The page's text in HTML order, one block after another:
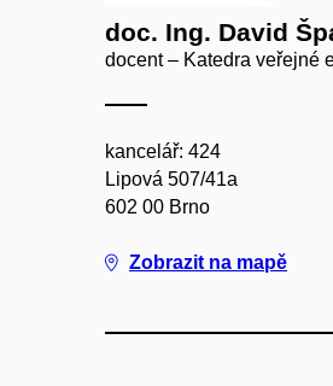
doc. Ing. David
docent – Katedra veřejné
kancelář: 424
Lipová 507/41a
602 00 Brno
Zobrazit na mapě